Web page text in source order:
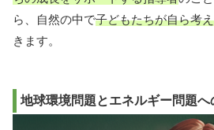
ら、自然の中で子どもたちが自ら考
きます。
地球環境問題とエネルギー問題へ